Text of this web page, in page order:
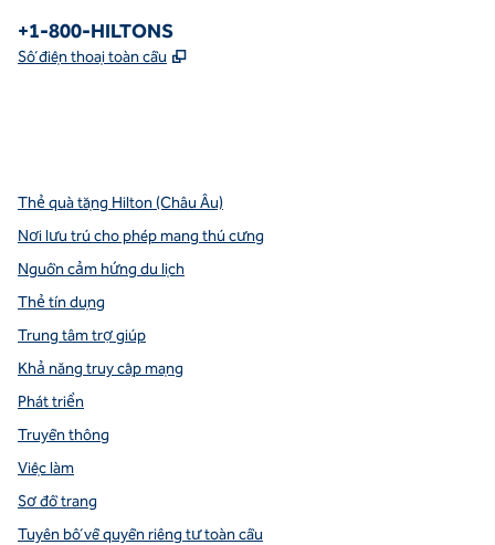
Điện thoại:
+1-800-HILTONS
Số điện thoại toàn cầu ,
Thẻ quà tặng Hilton (Châu Âu)
Nơi lưu trú cho phép mang thú cưng
Nguồn cảm hứng du lịch
Thẻ tín dụng
Trung tâm trợ giúp
Khả năng truy cập mạng
Phát triển
Truyền thông
Việc làm
Sơ đồ trang
Tuyên bố về quyền riêng tư toàn cầu